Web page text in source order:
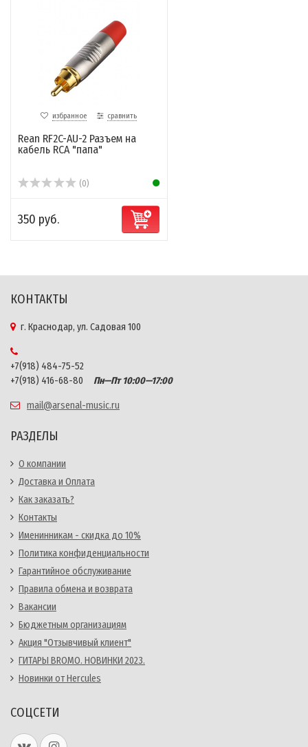
избранное сравнить
Rean RF2C-AU-2 Разъем на
кабель RCA "папа"
(0)
350 руб.
КОНТАКТЫ
г. Краснодар, ул. Садовая 100
+7(918) 484-75-52
+7(918) 416-68-80
Пн—Пт 10:00—17:00
mail@arsenal-music.ru
РАЗДЕЛЫ
О компании
Доставка и Оплата
Как заказать?
Контакты
Именинникам - скидка до 10%
Политика конфиденциальности
Гарантийное обслуживание
Правила обмена и возврата
Вакансии
Бюджетным организациям
Акция "Отзывчивый клиент"
ГИТАРЫ BROMO. НОВИНКИ 2023.
Новинки от Hercules
СОЦСЕТИ